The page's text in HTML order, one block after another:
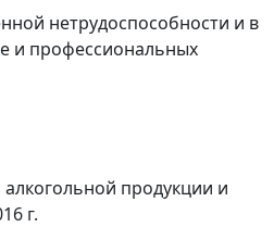
нетрудоспособности и в
и профессиональных
продукции и
г.